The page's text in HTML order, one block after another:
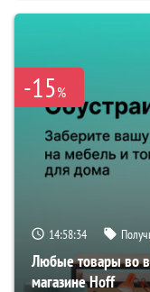
-15%
14:58:33
Любые товары во
магазине Hoff